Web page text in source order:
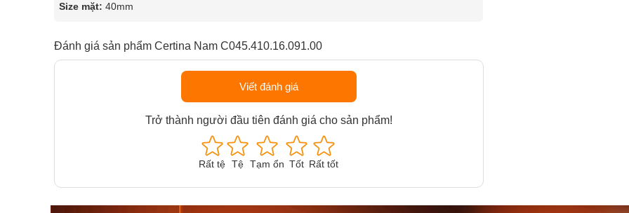
Size mặt: 40mm
Đánh giá sản phẩm Certina Nam C045.410.16.091.00
Viết đánh giá
Trở thành người đầu tiên đánh giá cho sản phẩm!
Rất tệ Tệ Tạm ổn Tốt Rất tốt